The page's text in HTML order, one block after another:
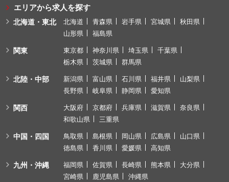
エリアから求人を探す
北海道・東北 北海道 青森県 岩手県 宮城県
秋田県
山形県
福島県
関東 東京都 神奈川県 埼玉県
千葉県
栃木県
茨城県 群馬県
北陸・中部 新潟県 富山県 石川県 福井県
山梨県
長野県
岐阜県 静岡県 愛知県
関西 大阪府 京都府 兵庫県 滋賀県
奈良県
和歌山県
三重県
中国・四国 鳥取県 島根県 岡山県 広島県
山口県
徳島県
香川県 愛媛県 高知県
九州・沖縄 福岡県 佐賀県 長崎県 熊本県
大分県
宮崎県
鹿児島県 沖縄県